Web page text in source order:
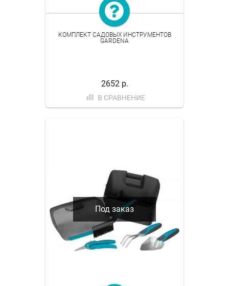
КОМПЛЕКТ САДОВЫХ ИНСТРУМЕНТОВ
GARDENA
2652 р.
В СРАВНЕНИЕ
Под заказ